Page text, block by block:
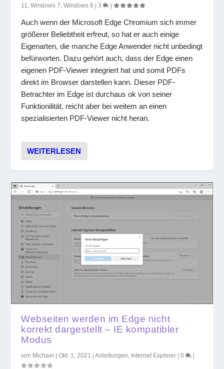
11,Windows 7,Windows 8 |3 |
Auch wenn der Microsoft Edge Chromium sich immer
größerer Beliebtheit erfreut, so hat er auch einige
Eigenarten, die manche Edge Anwender nicht unbedingt
befürworten. Dazu gehört auch, dass der Edge einen
eigenen PDF-Viewer integriert hat und somit PDFs
direkt im Browser darstellen kann. Dieser PDF-
Betrachter im Edge ist durchaus ok von seiner
Funktionilität, reicht aber bei weitem an einen
spezialisierten PDF-Viewer nicht heran.
WEITERLESEN
Webseiten werden im Edge nicht
korrekt dargestellt – IE kompatibler
Modus
von Michael |Okt. 1, 2021 |Anleitungen Internet Explorer |0 |